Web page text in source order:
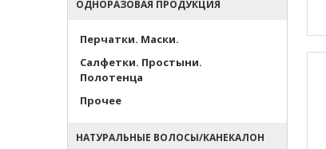
ОДНОРАЗОВАЯ ПРОДУКЦИЯ
Перчатки. Маски.
Салфетки. Простыни.
Полотенца
Прочее
НАТУРАЛЬНЫЕ ВОЛОСЫ/КАНЕКАЛОН